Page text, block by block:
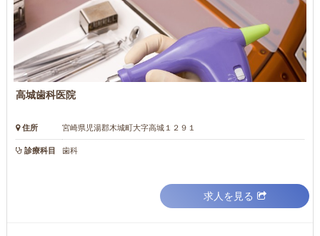
高城歯科医院
住所 宮崎県児湯郡木城町大字高城１２９１
診療科目 歯科
求人を見る